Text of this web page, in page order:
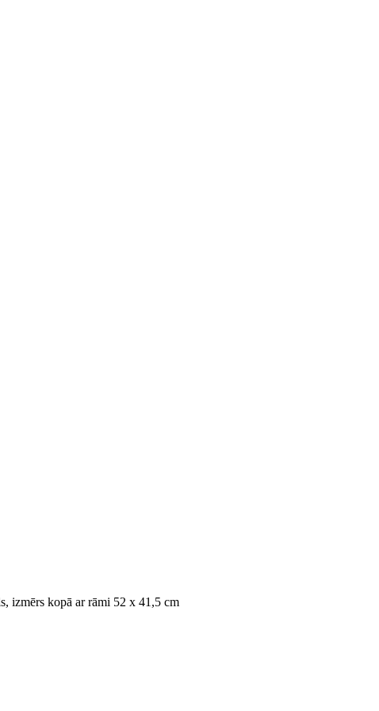
izmērs kopā ar rāmi 52 x 41,5 cm